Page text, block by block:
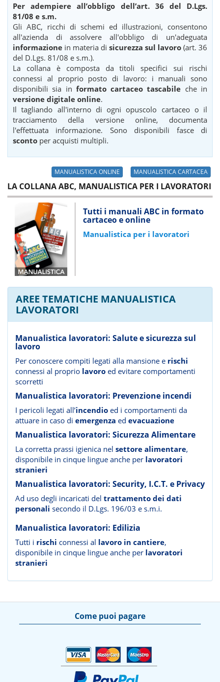
Per adempiere all’obbligo dell’art. 36 del D.Lgs.
81/08 e s.m.
Gli ABC, ricchi di schemi ed illustrazioni, consentono
all'azienda di assolvere all'obbligo di un'adeguata
informazione in materia di sicurezza sul lavoro (art. 36
del D.Lgs. 81/08 e s.m.).
La collana è composta da titoli specifici sui rischi
connessi al proprio posto di lavoro: i manuali sono
disponibili sia in formato cartaceo tascabile che in
versione digitale online.
Il tagliando all'interno di ogni opuscolo cartaceo o il
tracciamento della versione online, documenta
l'effettuata informazione. Sono disponibili fasce di
sconto per acquisti multipli.
MANUALISTICA ONLINE MANUALISTICA CARTACEA
LA COLLANA ABC, MANUALISTICA PER I LAVORATORI
Tutti i manuali ABC in formato
cartaceo e online
Manualistica per i lavoratori
AREE TEMATICHE MANUALISTICA
LAVORATORI
Manualistica lavoratori: Salute e sicurezza sul
lavoro
Per conoscere compiti legati alla mansione e rischi
connessi al proprio lavoro ed evitare comportamenti
scorretti
Manualistica lavoratori: Prevenzione incendi
I pericoli legati all’incendio ed i comportamenti da
attuare in caso di emergenza ed evacuazione
Manualistica lavoratori: Sicurezza Alimentare
La corretta prassi igienica nel settore alimentare,
disponibile in cinque lingue anche per lavoratori
stranieri
Manualistica lavoratori: Security, I.C.T. e Privacy
Ad uso degli incaricati del trattamento dei dati
personali secondo il D.Lgs. 196/03 e s.m.i.
Manualistica lavoratori: Edilizia
Tutti i rischi connessi al lavoro in cantiere,
disponibile in cinque lingue anche per lavoratori
stranieri
Come puoi pagare